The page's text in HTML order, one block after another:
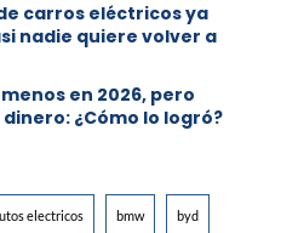
carros eléctricos ya
nadie quiere volver a
en 2026, pero
¿Cómo lo logró?
electricos bmw byd